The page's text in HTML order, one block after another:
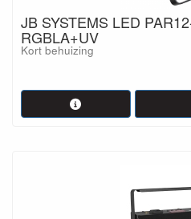
JB SYSTEMS LED
RGBLA+UV
Kort behuizing